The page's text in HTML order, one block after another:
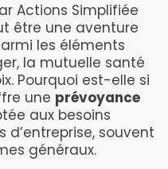
Actions Simplifiée
être une aventure
les éléments
la mutuelle santé
Pourquoi est-elle si
une prévoyance
aux besoins
souvent
généraux.